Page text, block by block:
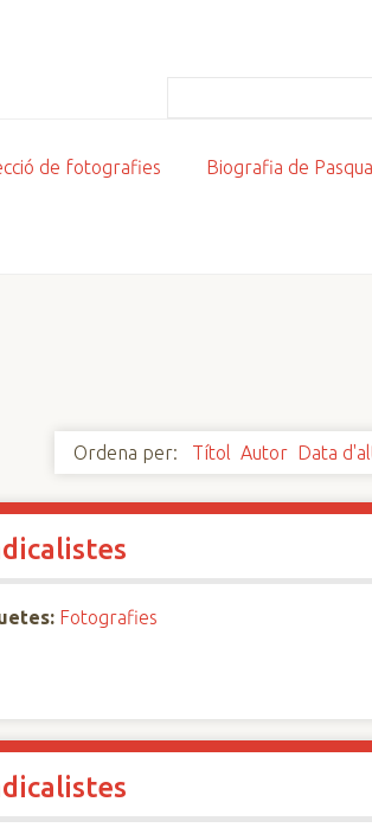
de fotografies Biografia de
Ordena per: Títol Autor Data
Fotografies